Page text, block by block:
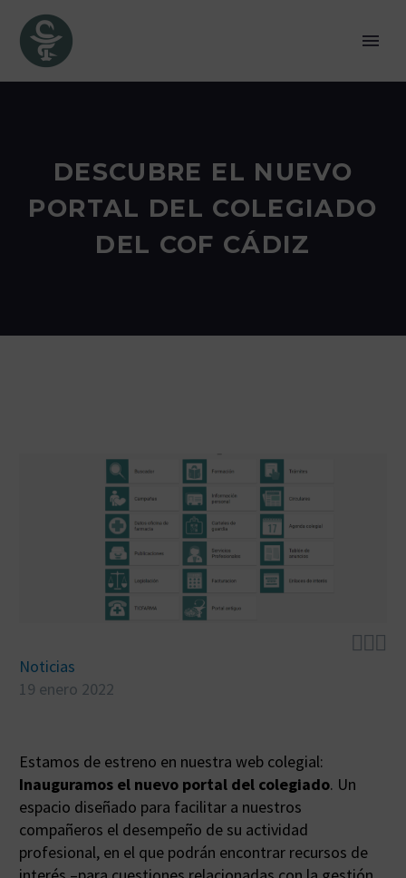
DESCUBRE EL NUEVO
PORTAL DEL COLEGIADO
DEL COF CÁDIZ
  
Noticias
19 enero 2022
Estamos de estreno en nuestra web colegial:
Inauguramos el nuevo portal del colegiado. Un
espacio diseñado para facilitar a nuestros
compañeros el desempeño de su actividad
profesional, en el que podrán encontrar recursos de